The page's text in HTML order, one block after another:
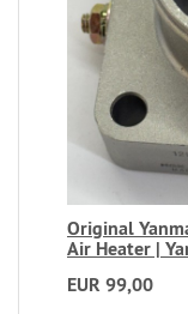
Original
Air Heater |
EUR 99,00